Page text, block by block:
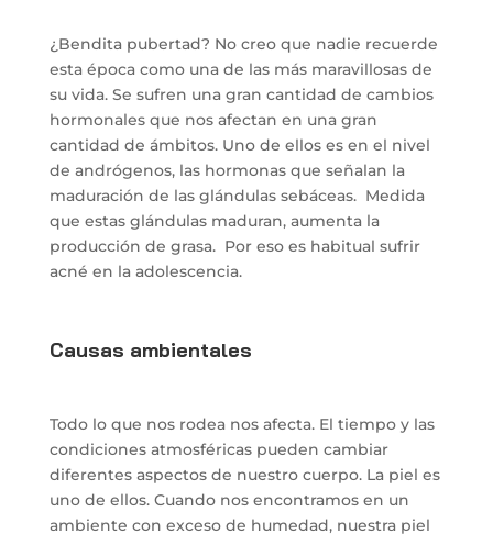
¿Bendita pubertad? No creo que nadie recuerde
esta época como una de las más maravillosas de
su vida. Se sufren una gran cantidad de cambios
hormonales que nos afectan en una gran
cantidad de ámbitos. Uno de ellos es en el nivel
de andrógenos, las hormonas que señalan la
maduración de las glándulas sebáceas. Medida
que estas glándulas maduran, aumenta la
producción de grasa. Por eso es habitual sufrir
acné en la adolescencia.
Causas ambientales
Todo lo que nos rodea nos afecta. El tiempo y las
condiciones atmosféricas pueden cambiar
diferentes aspectos de nuestro cuerpo. La piel es
uno de ellos. Cuando nos encontramos en un
ambiente con exceso de humedad, nuestra piel